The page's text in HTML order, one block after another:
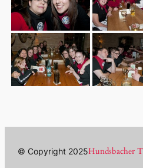
© Copyright 2025Hundsbacher